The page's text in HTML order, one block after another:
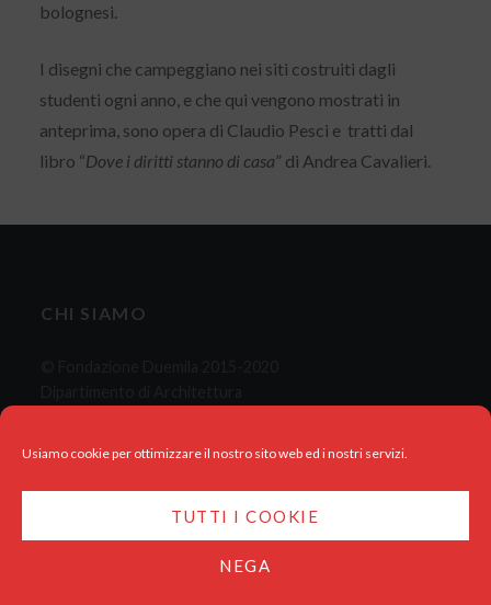
Usiamo cookie per ottimizzare il nostro sito web ed i nostri servizi.
TUTTI I COOKIE
NEGA
bolognesi.
I disegni che campeggiano nei siti costruiti dagli
studenti ogni anno, e che qui vengono mostrati in
anteprima, sono opera di Claudio Pesci e tratti dal
libro “Dove i diritti stanno di casa” di Andrea Cavalieri.
CHI SIAMO